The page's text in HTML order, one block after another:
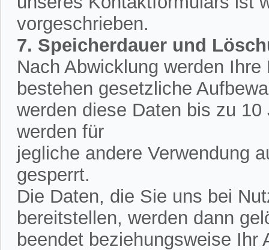
vorgeschrieben.
7. Speicherdauer und
Nach Abwicklung werden
bestehen gesetzliche
werden diese Daten bis zu
werden für
jegliche andere Verwendung
gesperrt.
Die Daten, die Sie uns bei
bereitstellen, werden dann
beendet beziehungsweise